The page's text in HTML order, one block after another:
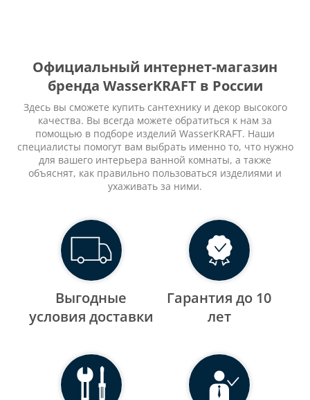
Официальный интернет-магазин
бренда WasserKRAFT в России
Здесь вы сможете купить сантехнику и декор высокого
качества. Вы всегда можете обратиться к нам за
помощью в подборе изделий WasserKRAFT. Наши
специалисты помогут вам выбрать именно то, что нужно
для вашего интерьера ванной комнаты, а также
объяснят, как правильно пользоваться изделиями и
ухаживать за ними.
Выгодные
уcловия доставки
Гарантия до 10
лет